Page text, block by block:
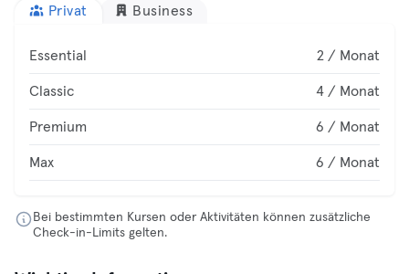
Privat Business
Essential 2 / Monat
Classic 4 / Monat
Premium 6 / Monat
Max 6 / Monat
Bei bestimmten Kursen oder Aktivitäten können zusätzliche
Check-in-Limits gelten.